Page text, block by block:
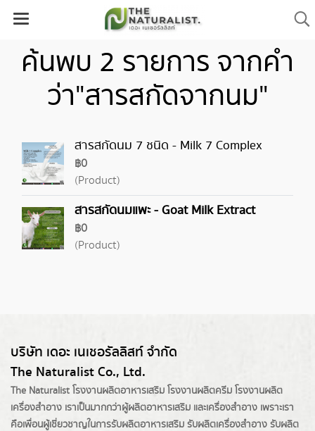
ค้นพบ 2 รายการ จากคำ
ว่า"สารสกัดจากนม"
สารสกัดนม 7 ชนิด - Milk 7 Complex
฿0
(Product)
สารสกัดนมแพะ - Goat Milk Extract
฿0
(Product)
บริษัท เดอะ เนเชอรัลลิสท์ จำกัด
The Naturalist Co., Ltd.
The Naturalist โรงงานผลิตอาหารเสริม โรงงานผลิตครีม โรงงานผลิต
เครื่องสำอาง เราเป็นมากกว่าผู้ผลิตอาหารเสริม และเครื่องสำอาง เพราะเรา
คือเพื่อนผู้เชี่ยวชาญในการรับผลิตอาหารเสริม รับผลิตเครื่องสำอาง รับผลิต